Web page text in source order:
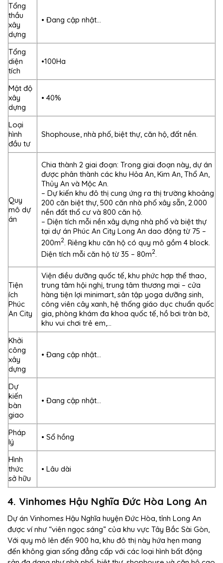
Tổng
thầu
xây
dựng
• Đang cập nhật…
Tổng
diện
tích
•100Ha
Mật độ
xây
dựng
• 40%
Loại
hình
đầu tư
Shophouse, nhà phố, biệt thự, căn hộ, đất nền.
Quy
mô dự
án
Chia thành 2 giai đoạn: Trong giai đoạn này, dự án
được phân thành các khu Hỏa An, Kim An, Thổ An,
Thủy An và Mộc An.
– Dự kiến khu đô thị cung ứng ra thị trường khoảng
200 căn biệt thự, 500 căn nhà phố xây sẵn, 2.000
nền đất thổ cư và 800 căn hộ.
– Diện tích mỗi nền xây dựng nhà phố và biệt thự
tại dự án Phúc An City Long An dao động từ 75 –
200m2. Riêng khu căn hộ có quy mô gồm 4 block.
Diện tích mỗi căn hộ từ 35 – 80m2.
Tiện
ích
Phúc
An City
Viện điều dưỡng quốc tế, khu phức hợp thể thao,
trung tâm hội nghị, trung tâm thương mại – cửa
hàng tiện lợi minimart, sân tập yoga dưỡng sinh,
công viên cây xanh, hệ thống giáo dục chuẩn quốc
gia, phòng khám đa khoa quốc tế, hồ bơi tràn bờ,
khu vui chơi trẻ em,…
Khởi
công
xây
dựng
• Đang cập nhật…
Dự
kiến
bàn
giao
• Đang cập nhật…
Pháp
lý
• Sổ hồng
Hình
thức
sở hữu
• Lâu dài
4. Vinhomes Hậu Nghĩa Đức Hòa Long An
Dự án Vinhomes Hậu Nghĩa huyện Đức Hòa, tỉnh Long An
được ví như “viên ngọc sáng” của khu vực Tây Bắc Sài Gòn,
Với quy mô lên đến 900 ha, khu đô thị này hứa hẹn mang
đến không gian sống đẳng cấp với các loại hình bất động